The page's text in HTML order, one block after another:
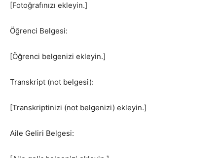
[Fotoğrafınızı ekleyin.]
Öğrenci Belgesi:
[Öğrenci belgenizi ekleyin.]
Transkript (not belgesi):
[Transkriptinizi (not belgenizi) ekleyin.]
Aile Geliri Belgesi: